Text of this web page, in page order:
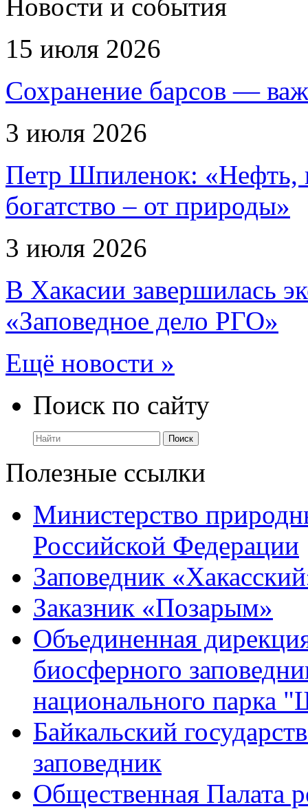
Новости и события
15 июля 2026
Сохранение барсов —
3 июля 2026
Петр Шпиленок: «Нефть,
богатство – от природы»
3 июля 2026
В Хакасии завершилась
«Заповедное дело РГО»
Ещё новости »
Поиск по сайту
Полезные ссылки
Министерство
Российской Федерации
Заповедник
Заказник «Позарым»
Объединенная
биосферного
национального парка
Байкальский
заповедник
Общественная Палата